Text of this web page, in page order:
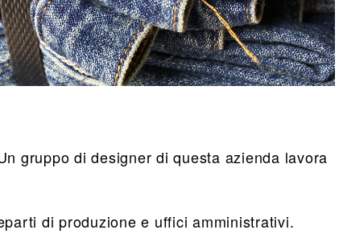
gruppo di designer di questa azienda lavora
di produzione e uffici amministrativi.